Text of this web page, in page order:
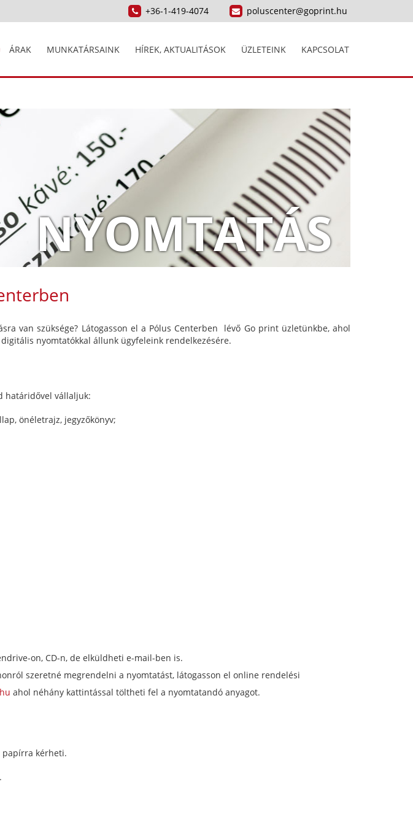
+36-1-419-4074 poluscenter@goprint.hu
ÁRAK MUNKATÁRSAINK HÍREK, AKTUALITÁSOK ÜZLETEINK KAPCSOLAT
NYOMTATÁS
van szüksége? Látogasson el a Pólus Centerben lévő Go print üzletünkbe, ahol
nyomtatókkal állunk ügyfeleink rendelkezésére.
határidővel vállaljuk:
önéletrajz, jegyzőkönyv;
on, CD-n, de elküldheti e-mail-ben is.
szeretné megrendelni a nyomtatást, látogasson el online rendelési
ahol néhány kattintással töltheti fel a nyomtatandó anyagot.
papírra kérheti.